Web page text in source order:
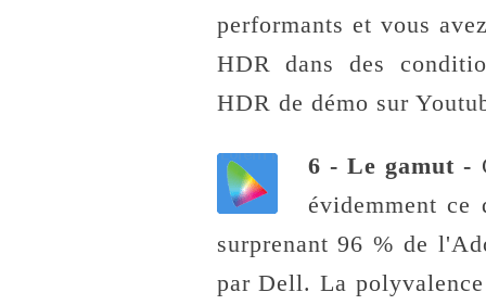
performants et vous
HDR dans des
HDR de démo sur
6 - Le gamut -
évidemment ce
surprenant 96 % de
par Dell. La